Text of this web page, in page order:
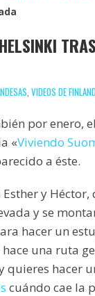
VIDEOS DE
por enero,
«Viviendo
a éste.
Esther y
y se
hacer un
una ruta
quieres hacer
cuándo cae la